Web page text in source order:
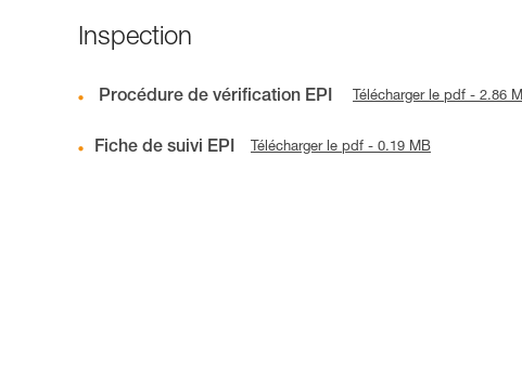
Inspection
Procédure de vérification EPI Télécharger le pdf - 2.86
Fiche de suivi EPI Télécharger le pdf - 0.19 MB